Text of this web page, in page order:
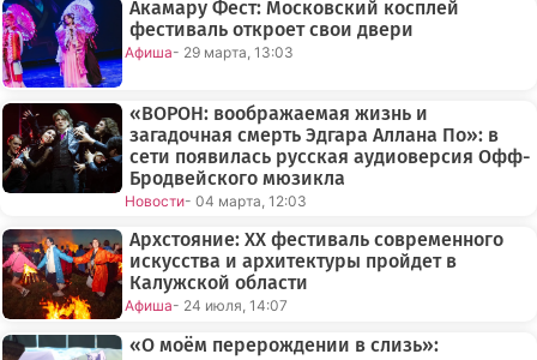
Акамару Фест: Московский косплей
фестиваль откроет свои двери
Афиша- 29 марта, 13:03
«ВОРОН: воображаемая жизнь и
загадочная смерть Эдгара Аллана По»: в
сети появилась русская аудиоверсия Офф-
Бродвейского мюзикла
Новости- 04 марта, 12:03
Архстояние: XX фестиваль современного
искусства и архитектуры пройдет в
Калужской области
Афиша- 24 июля, 14:07
«О моём перерождении в слизь»: